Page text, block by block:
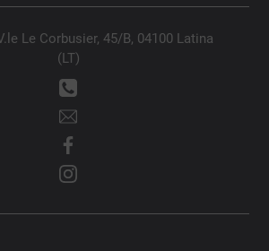
Le Corbusier, 45/B, 04100 Latina
(LT)